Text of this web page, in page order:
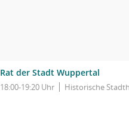
Rat der Stadt Wuppertal
18:00-19:20 Uhr Historische